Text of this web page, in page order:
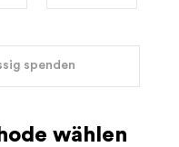
spenden
wählen